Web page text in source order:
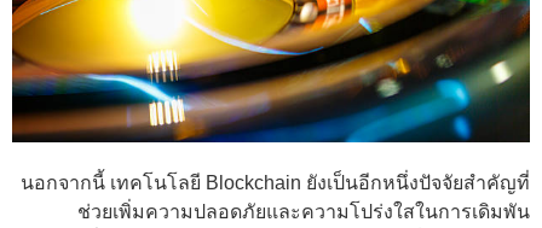
นอกจากนี้ เทคโนโลยี Blockchain ยังเป็นอีกหนึ่งปัจจัยสำคัญที่
ช่วยเพิ่มความปลอดภัยและความโปร่งใสในการเดิมพัน